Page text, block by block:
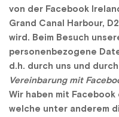
von der Facebook
Grand Canal Harbour,
wird. Beim Besuch
personenbezogene
d.h. durch uns und
Vereinbarung mit
Wir haben mit
welche unter anderem